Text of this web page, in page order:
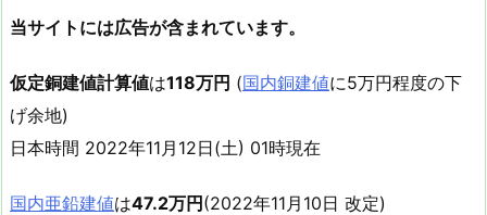
当サイトには広告が含まれています。
仮定銅建値計算値は118万円 (国内銅建値に5万円程度の下
げ余地)
日本時間 2022年11月12日(土) 01時現在
国内亜鉛建値は47.2万円(2022年11月10日 改定)